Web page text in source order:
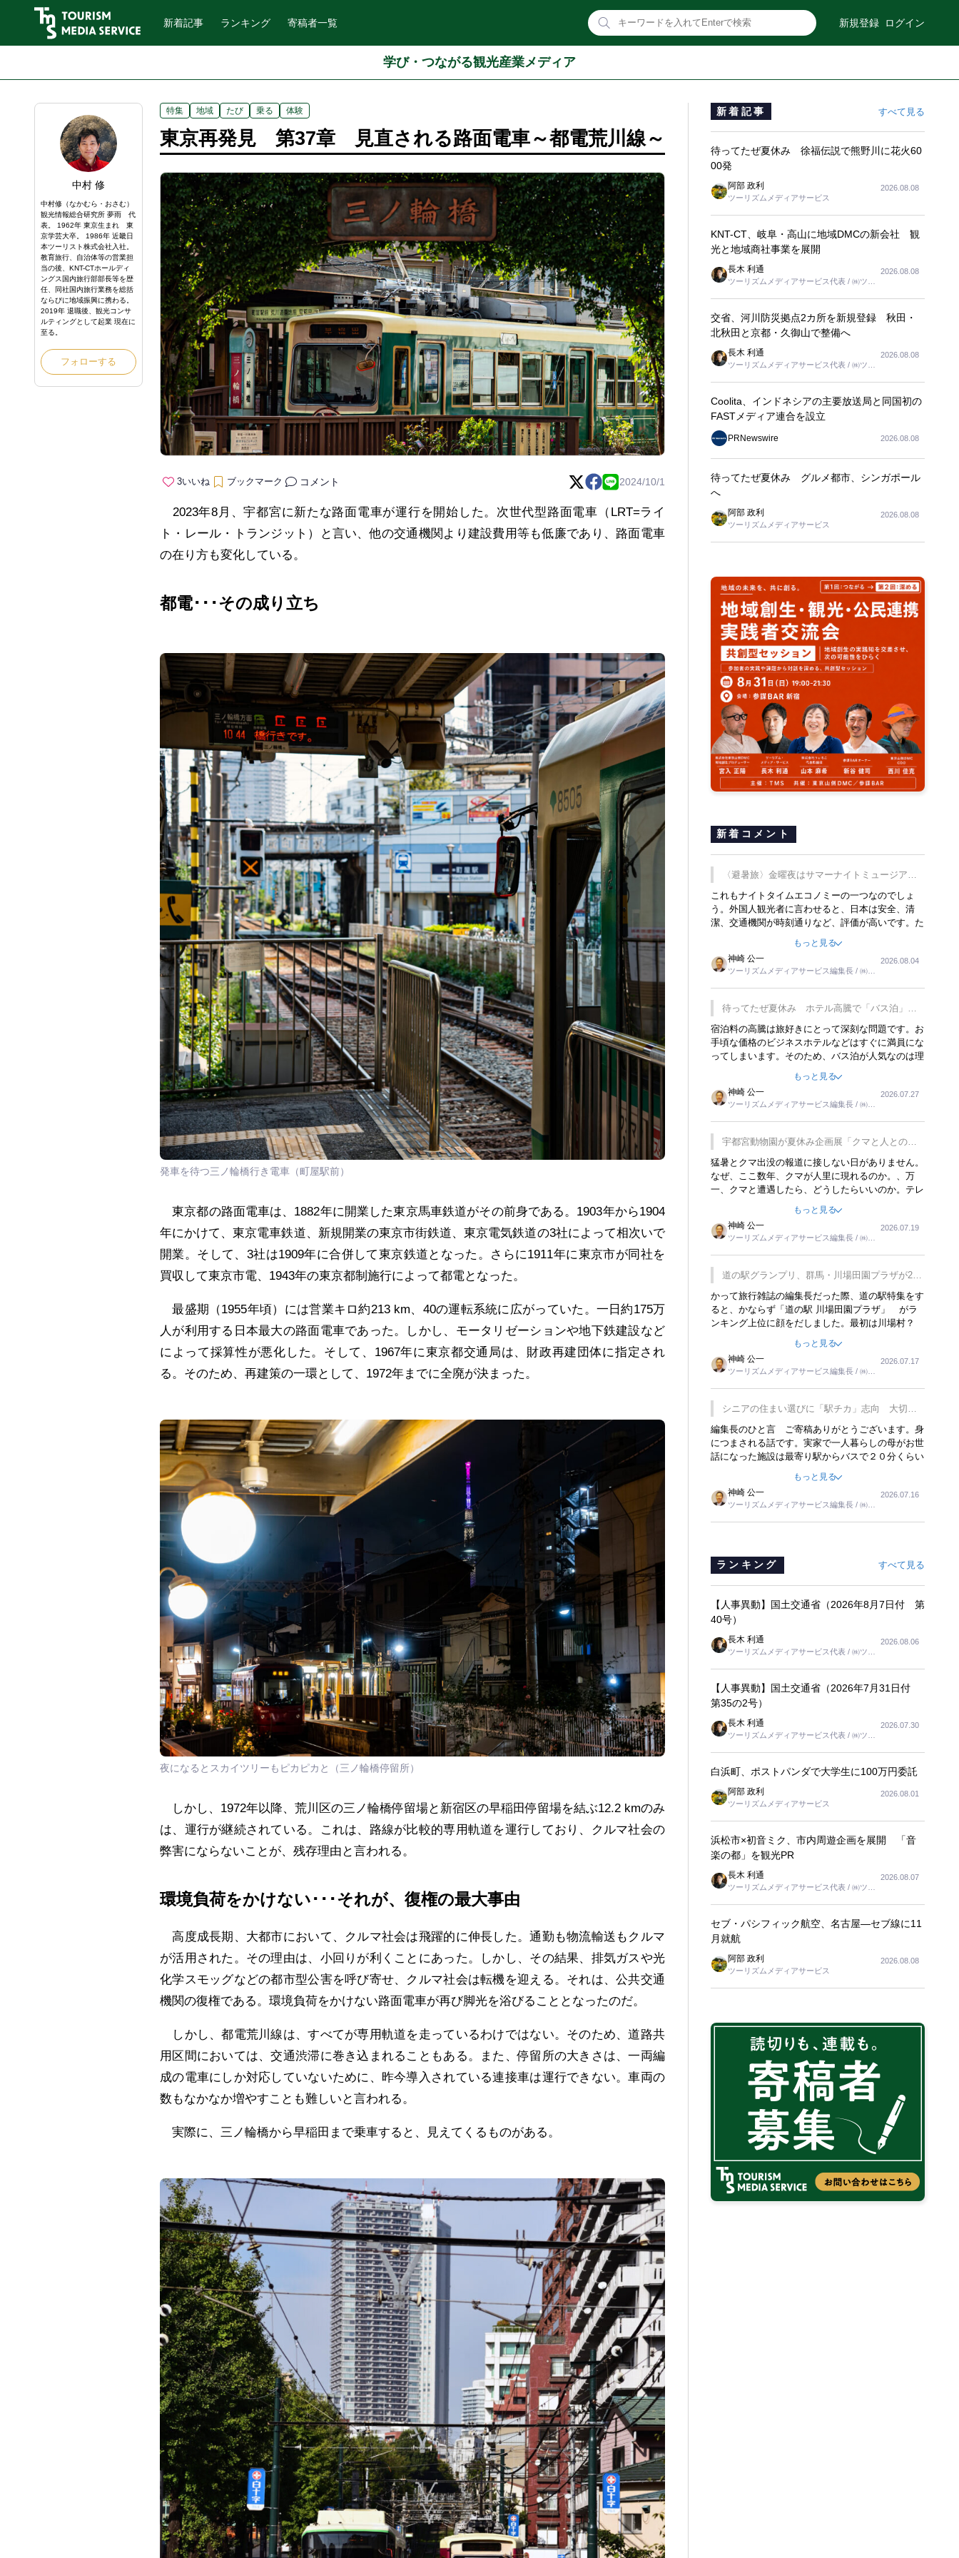
新着記事 ランキング 寄稿者一覧 新規登録 ログイン
学び・つながる観光産業メディア
中村 修
中村修（なかむら・おさむ）
観光情報総合研究所 夢雨 代
表。 1962年 東京生まれ 東
京学芸大卒。 1986年 近畿日
本ツーリスト株式会社入社。
教育旅行、自治体等の営業担
当の後、KNT-CTホールディ
ングス国内旅行部部長等を歴
任、同社国内旅行業務を総括
ならびに地域振興に携わる。
2019年 退職後、観光コンサ
ルティングとして起業 現在に
至る。
フォローする
特集 地域 たび 乗る 体験
東京再発見 第37章 見直される路面電車～都電荒川線～
3いいね ブックマーク コメント 2024/10/1
2023年8月、宇都宮に新たな路面電車が運行を開始した。次世代型路面電車（LRT=ライ
ト・レール・トランジット）と言い、他の交通機関より建設費用等も低廉であり、路面電車
の在り方も変化している。
都電･･･その成り立ち
発車を待つ三ノ輪橋行き電車（町屋駅前）
東京都の路面電車は、1882年に開業した東京馬車鉄道がその前身である。1903年から1904
年にかけて、東京電車鉄道、新規開業の東京市街鉄道、東京電気鉄道の3社によって相次いで
開業。そして、3社は1909年に合併して東京鉄道となった。さらに1911年に東京市が同社を
買収して東京市電、1943年の東京都制施行によって都電となった。
最盛期（1955年頃）には営業キロ約213 km、40の運転系統に広がっていた。一日約175万
人が利用する日本最大の路面電車であった。しかし、モータリゼーションや地下鉄建設など
によって採算性が悪化した。そして、1967年に東京都交通局は、財政再建団体に指定され
る。そのため、再建策の一環として、1972年までに全廃が決まった。
夜になるとスカイツリーもピカピカと（三ノ輪橋停留所）
しかし、1972年以降、荒川区の三ノ輪橋停留場と新宿区の早稲田停留場を結ぶ12.2 kmのみ
は、運行が継続されている。これは、路線が比較的専用軌道を運行しており、クルマ社会の
弊害にならないことが、残存理由と言われる。
環境負荷をかけない･･･それが、復権の最大事由
高度成長期、大都市において、クルマ社会は飛躍的に伸長した。通勤も物流輸送もクルマ
が活用された。その理由は、小回りが利くことにあった。しかし、その結果、排気ガスや光
化学スモッグなどの都市型公害を呼び寄せ、クルマ社会は転機を迎える。それは、公共交通
機関の復権である。環境負荷をかけない路面電車が再び脚光を浴びることとなったのだ。
しかし、都電荒川線は、すべてが専用軌道を走っているわけではない。そのため、道路共
用区間においては、交通渋滞に巻き込まれることもある。また、停留所の大きさは、一両編
成の電車にしか対応していないために、昨今導入されている連接車は運行できない。車両の
数もなかなか増やすことも難しいと言われる。
実際に、三ノ輪橋から早稲田まで乗車すると、見えてくるものがある。
新着記事 すべて見る
待ってたぜ夏休み 徐福伝説で熊野川に花火60
00発
阿部 政利
ツーリズムメディアサービス
2026.08.08
KNT-CT、岐阜・高山に地域DMCの新会社 観
光と地域商社事業を展開
長木 利通
ツーリズムメディアサービス代表 / ㈱ツー
2026.08.08
交省、河川防災拠点2カ所を新規登録 秋田・
北秋田と京都・久御山で整備へ
長木 利通
ツーリズムメディアサービス代表 / ㈱ツー
2026.08.08
Coolita、インドネシアの主要放送局と同国初の
FASTメディア連合を設立
PRNewswire 2026.08.08
待ってたぜ夏休み グルメ都市、シンガポール
へ
阿部 政利
ツーリズムメディアサービス
2026.08.08
新着コメント
〈避暑旅〉金曜夜はサマーナイトミュージア
ム、都立6施設で
これもナイトタイムエコノミーの一つなのでしょ
う。外国人観光者に言わせると、日本は安全、清
潔、交通機関が時刻通りなど、評価が高いです。た
す。そのような意味で、金曜夜にこのようなイベン
トが行われれば、日本人に限らず外国人にとっても
楽しみが増えるでしょうね。
もっと見る
神崎 公一
ツーリズムメディアサービス編集長 / ㈱ツ
2026.08.04
待ってたぜ夏休み ホテル高騰で「バス泊」人
気
宿泊料の高騰は旅好きにとって深刻な問題です。お
手頃な価格のビジネスホテルなどはすぐに満員にな
ってしまいます。そのため、バス泊が人気なのは理
行をした時は、移動はグレイハウンドバスでした。
夕方から夜の便を利用してホテル代を浮かせていま
した。ただし、若いからできたことです。若い人が
夜行バスで京都に行った、青森に行ったと聞くと、
疲れが残らないのかなと思ってしまいます。
もっと見る
神崎 公一
ツーリズムメディアサービス編集長 / ㈱ツ
2026.07.27
宇都宮動物園が夏休み企画展「クマと人との距
離」を7月20日から開催
猛暑とクマ出没の報道に接しない日がありません。
なぜ、ここ数年、クマが人里に現れるのか。、万
一、クマと遭遇したら、どうしたらいいのか。テレ
るなんてことは、冗談でもいえません。そんな中
で、この企画展はタイムリーですね。
もっと見る
神崎 公一
ツーリズムメディアサービス編集長 / ㈱ツ
2026.07.19
道の駅グランプリ、群馬・川場田園プラザが2連
覇
かって旅行雑誌の編集長だった際、道の駅特集をす
ると、かならず「道の駅 川場田園プラザ」 がラ
ンキング上位に顔をだしました。最初は川場村？
れ永井 彰一社長にインタビューしたら、興味深い
話が次々が飛び出しました。プレゼンも巧みで、今
でも思い出すことが２つあります。一つは、従業員
に東京ディズニーランドを見学させ、サービス業、
接客業の何かを理解してもらっていることです。
もう一つは1800円もするプレミアムヨーグルトを
販売するにあたり、社内に懸念もあったそうです。
永井社長は、駐車場に都内ナンバーの高級外車が停
まっていることに目をつけ、高級商品でも売れると
確信したそうです。今回の記事を懐かしく読みまし
もっと見る
神崎 公一
ツーリズムメディアサービス編集長 / ㈱ツ
2026.07.17
シニアの住まい選びに「駅チカ」志向 大切な
のは出かけたくなる暮らし
編集長のひと言 ご寄稿ありがとうございます。身
につまされる話です。実家で一人暮らしの母がお世
話になった施設は最寄り駅からバスで２０分くらい
りました。母の住まいから近いという理由で、その
施設を選択したのですが、私と妹にとっては、半日
仕事ででした。シニアの住まい選びは、当人だけで
はなく、世話をする家族の足の便も考えない外池な
もっと見る
神崎 公一
ツーリズムメディアサービス編集長 / ㈱ツ
2026.07.16
ランキング すべて見る
【人事異動】国土交通省（2026年8月7日付 第
40号）
長木 利通
ツーリズムメディアサービス代表 / ㈱ツー
2026.08.06
【人事異動】国土交通省（2026年7月31日付
第35の2号）
長木 利通
ツーリズムメディアサービス代表 / ㈱ツー
2026.07.30
白浜町、ポストパンダで大学生に100万円委託
阿部 政利
ツーリズムメディアサービス
2026.08.01
浜松市×初音ミク、市内周遊企画を展開 「音
楽の都」を観光PR
長木 利通
ツーリズムメディアサービス代表 / ㈱ツー
2026.08.07
セブ・パシフィック航空、名古屋―セブ線に11
月就航
阿部 政利
ツーリズムメディアサービス
2026.08.08